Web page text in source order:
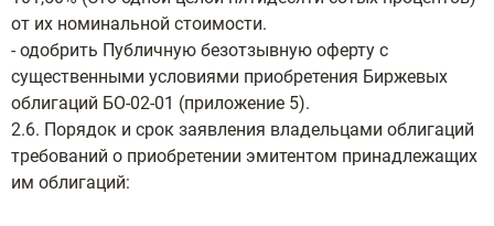
от их номинальной стоимости.
- одобрить Публичную безотзывную оферту с
существенными условиями приобретения Биржевых
облигаций БО-02-01 (приложение 5).
2.6. Порядок и срок заявления владельцами облигаций
требований о приобретении эмитентом принадлежащих
им облигаций: